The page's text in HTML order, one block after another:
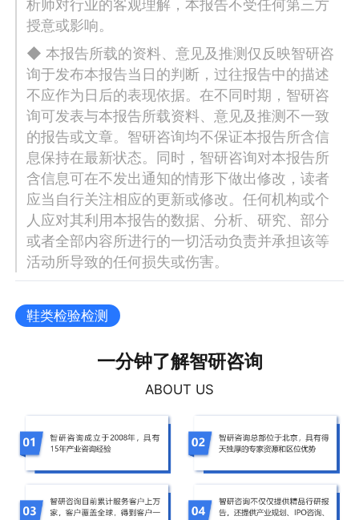
析师对行业的客观理解，本报告不受任何第三方
授意或影响。
◆ 本报告所载的资料、意见及推测仅反映智研咨
询于发布本报告当日的判断，过往报告中的描述
不应作为日后的表现依据。在不同时期，智研咨
询可发表与本报告所载资料、意见及推测不一致
的报告或文章。智研咨询均不保证本报告所含信
息保持在最新状态。同时，智研咨询对本报告所
含信息可在不发出通知的情形下做出修改，读者
应当自行关注相应的更新或修改。任何机构或个
人应对其利用本报告的数据、分析、研究、部分
或者全部内容所进行的一切活动负责并承担该等
活动所导致的任何损失或伤害。
鞋类检验检测
一分钟了解智研咨询
ABOUT US